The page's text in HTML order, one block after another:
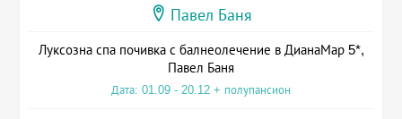
Павел Баня
Луксозна спа почивка с балнеолечение в ДианаМар 5*,
Павел Баня
Дата: 01.09 - 20.12 + полупансион